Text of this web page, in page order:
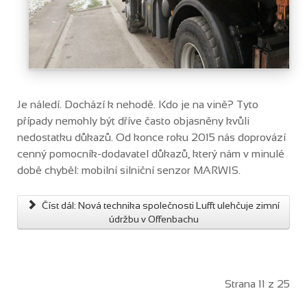
Je náledí. Dochází k nehodě. Kdo je na vině? Tyto
případy nemohly být dříve často objasněny kvůli
nedostatku důkazů. Od konce roku 2015 nás doprovází
cenný pomocník-dodavatel důkazů, který nám v minulé
době chyběl: mobilní silniční senzor MARWIS.
Číst dál: Nová technika společnosti Lufft ulehčuje zimní
údržbu v Offenbachu
Strana 11 z 25